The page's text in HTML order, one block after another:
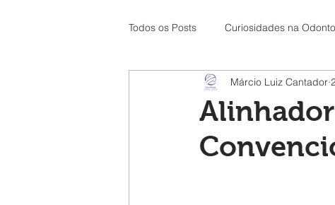
Todos os Posts Curiosidades na
Márcio Luiz Cantador